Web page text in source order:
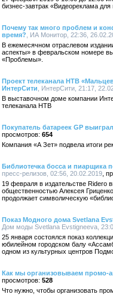
бизнес-завтрак «Видеореклама для
Почему так много проблем и
время? , ИА Монитор, 22:36,
В ежемесячном отраслевом
аспекты» в февральском номере
«Проблемы».
Проект телеканала НТВ
ИнтерСити , ИнтерСити, 21:17,
В выставочном доме компании
телеканала НТВ
Покупатель батареек GP
654
Компания «А Зет» подвела итоги
Библиотечка босса и пиарщика
пресс-релизов, 02:56, 20.02.2019
19 февраля в издательстве Riderо
общественностью Алексея
продолжает символическую
Показ Модного дома Svetlana
Дом моды Svetlana Evstigneeva,
25 января состоялся показ
юбилейном городском балу
одном из культурных центров
Как мы организовываем промо-
528
Что нужно, чтобы организовать